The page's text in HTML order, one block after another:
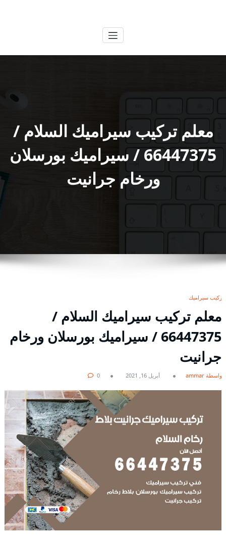
معلم تركيب سيراميك السلام /
66447375 / سيراميك بورسلان
ورخام جرانيت
تركيب سيراميك
معلم تركيب سيراميك السلام /
66447375 / سيراميك بورسلان ورخام
جرانيت
بواسطة ammar أبريل 16, 2021 0